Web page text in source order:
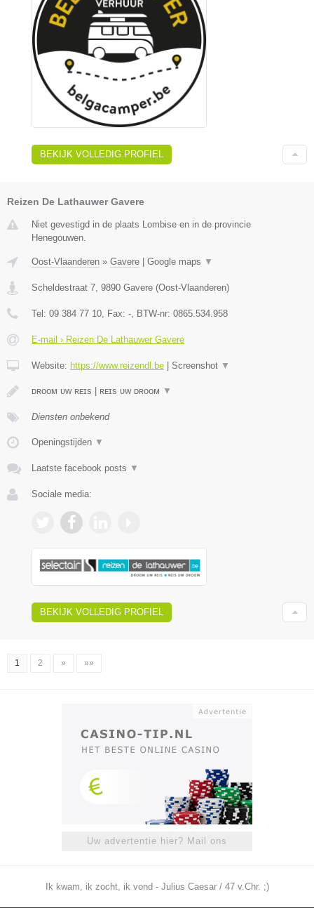
BEKIJK VOLLEDIG PROFIEL
Reizen De Lathauwer Gavere
Niet gevestigd in de plaats Lombise en in de provincie
Henegouwen.
Oost-Vlaanderen » Gavere Google maps ▼
Scheldestraat 7, 9890 Gavere (Oost-Vlaanderen)
Tel: 09 384 77 10, Fax: -, BTW-nr: 0865.534.958
E-mail › Reizen De Lathauwer Gavere
Website: https://www.reizendl.be Screenshot ▼
ᴅʀᴏᴏᴍ ᴜᴡ ʀᴇɪs | ʀᴇɪs ᴜᴡ ᴅʀᴏᴏᴍ ▼
Diensten onbekend
Openingstijden ▼
Laatste facebook posts ▼
Sociale media:
BEKIJK VOLLEDIG PROFIEL
1 2 » »»
Uw advertentie hier? Mail ons
Ik kwam, ik zocht, ik vond - Julius Caesar / 47 v.Chr. ;)